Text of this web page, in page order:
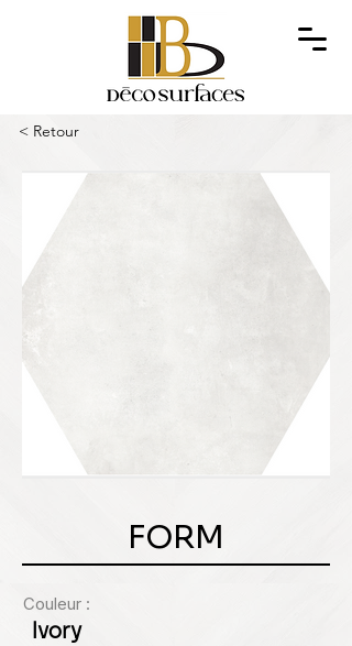
< Retour
FORM
Couleur :
Ivory